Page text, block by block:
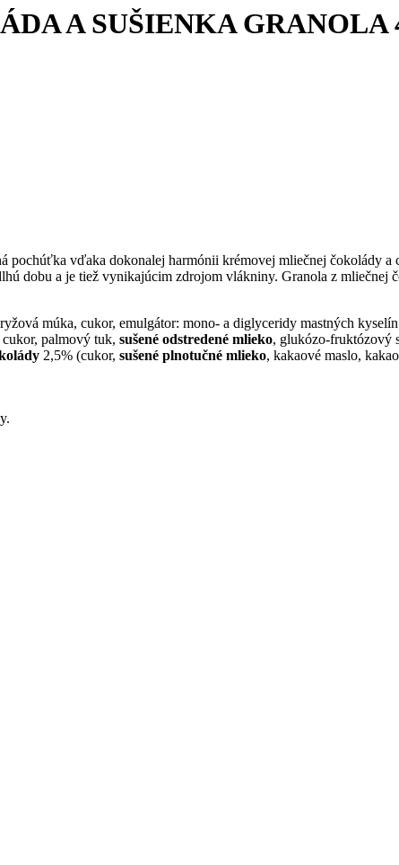
A SUŠIENKA GRANOLA
pochúťka vďaka dokonalej harmónii krémovej mliečnej čokolády
dobu a je tiež vynikajúcim zdrojom vlákniny. Granola z mliečnej
múka, cukor, emulgátor: mono- a diglyceridy mastných
cukor, palmový tuk, sušené odstredené mlieko, glukózo-fruktózový
2,5% (cukor, sušené plnotučné mlieko, kakaové maslo,